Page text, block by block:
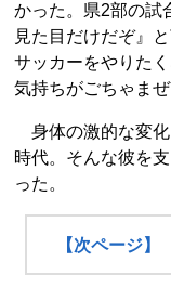
かった。県2部の試
見た目だけだぞ』
サッカーをやりた
気持ちがごちゃま
身体の激的な変化
時代。そんな彼を
った。
【次ページ